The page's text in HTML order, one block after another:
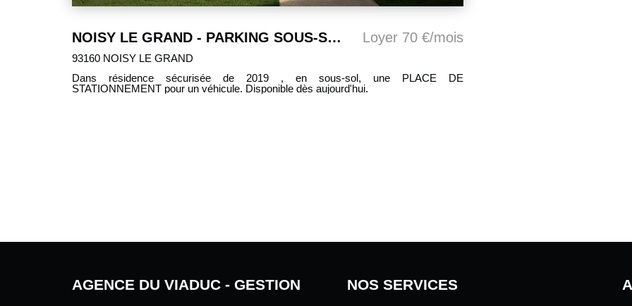
NOISY LE GRAND - PARKING SOUS-SOL Loyer 70 €/mois
93160 NOISY LE GRAND
Dans résidence sécurisée de 2019 , en sous-sol, une PLACE DE
STATIONNEMENT pour un véhicule. Disponible dès aujourd'hui.
AGENCE DU VIADUC - GESTION NOS SERVICES